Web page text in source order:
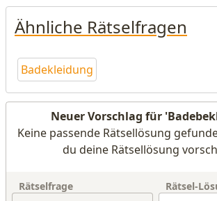
Ähnliche Rätselfragen
Badekleidung
Neuer Vorschlag für
Keine passende Rätsellösung
du deine Rätsellösung
Rätselfrage Rätsel-